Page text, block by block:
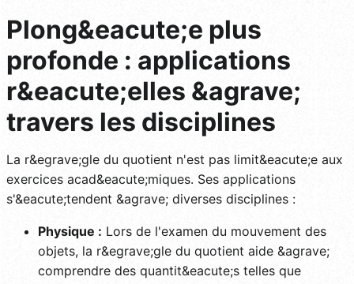
Plong&eacute;e plus
profonde : applications
r&eacute;elles &agrave;
travers les disciplines
La r&egrave;gle du quotient n'est pas limit&eacute;e aux
exercices acad&eacute;miques. Ses applications
s'&eacute;tendent &agrave; diverses disciplines :
Physique : Lors de l'examen du mouvement des
objets, la r&egrave;gle du quotient aide &agrave;
comprendre des quantit&eacute;s telles que